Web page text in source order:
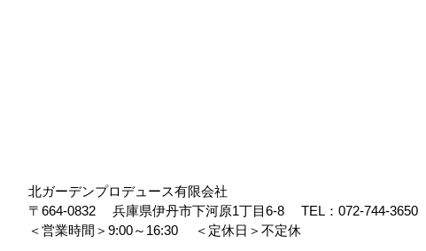
北ガーデンプロデュース有限会社
〒664-0832
兵庫県伊丹市下河原1丁目6-8 TEL： 072-744-3650
＜営業時間＞9:00～16:30
＜定休日＞不定休